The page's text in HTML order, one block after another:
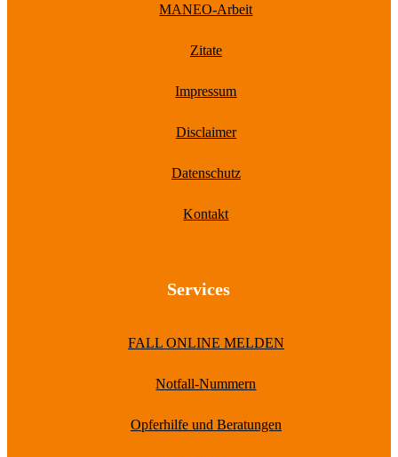
MANEO-Arbeit
Zitate
Impressum
Disclaimer
Datenschutz
Kontakt
Services
FALL ONLINE MELDEN
Notfall-Nummern
Opferhilfe und Beratungen